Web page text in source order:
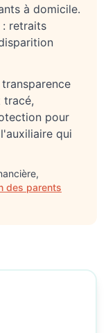
à domicile.
: retraits
tracé,
pour
qui
des parents